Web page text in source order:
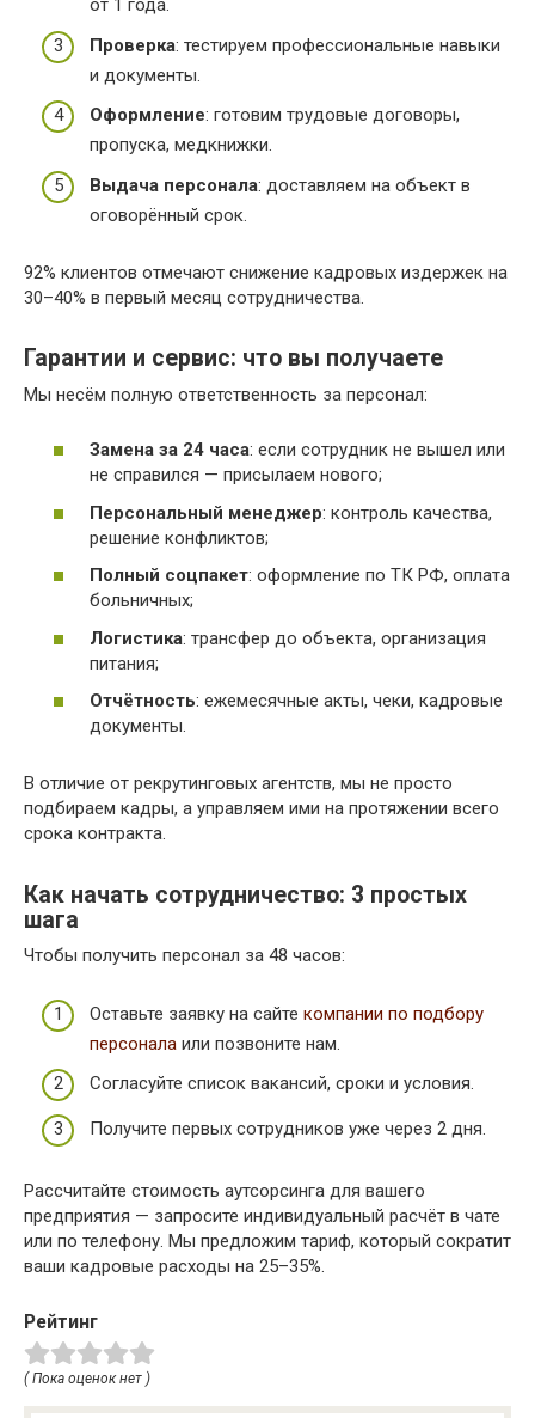
от 1 года.
Проверка: тестируем профессиональные навыки
и документы.
Оформление: готовим трудовые договоры,
пропуска, медкнижки.
Выдача персонала: доставляем на объект в
оговорённый срок.
92% клиентов отмечают снижение кадровых издержек на
30–40% в первый месяц сотрудничества.
Гарантии и сервис: что вы получаете
Мы несём полную ответственность за персонал:
Замена за 24 часа: если сотрудник не вышел или
не справился — присылаем нового;
Персональный менеджер: контроль качества,
решение конфликтов;
Полный соцпакет: оформление по ТК РФ, оплата
больничных;
Логистика: трансфер до объекта, организация
питания;
Отчётность: ежемесячные акты, чеки, кадровые
документы.
В отличие от рекрутинговых агентств, мы не просто
подбираем кадры, а управляем ими на протяжении всего
срока контракта.
Как начать сотрудничество: 3 простых
шага
Чтобы получить персонал за 48 часов:
Оставьте заявку на сайте компании по подбору
персонала или позвоните нам.
Согласуйте список вакансий, сроки и условия.
Получите первых сотрудников уже через 2 дня.
Рассчитайте стоимость аутсорсинга для вашего
предприятия — запросите индивидуальный расчёт в чате
или по телефону. Мы предложим тариф, который сократит
ваши кадровые расходы на 25–35%.
Рейтинг
( Пока оценок нет )